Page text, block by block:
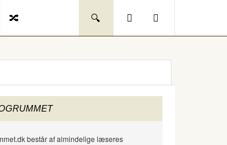
består af almindelige læseres